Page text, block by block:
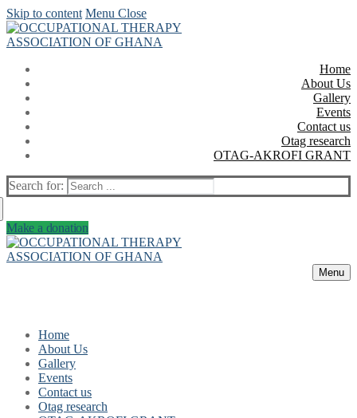
Skip to content Menu Close
Home
About Us
Gallery
Events
Contact us
Otag research
OTAG-AKROFI GRANT
Search for:
Make a donation
Menu
Home
About Us
Gallery
Events
Contact us
Otag research